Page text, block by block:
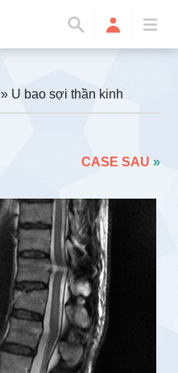
» U bao sợi thần kinh
CASE SAU »